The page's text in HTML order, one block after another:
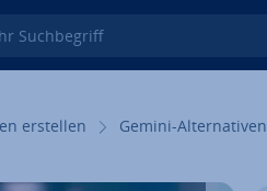
Such­be­griff
erstellen Gemini-Al­ter­na­ti­ven